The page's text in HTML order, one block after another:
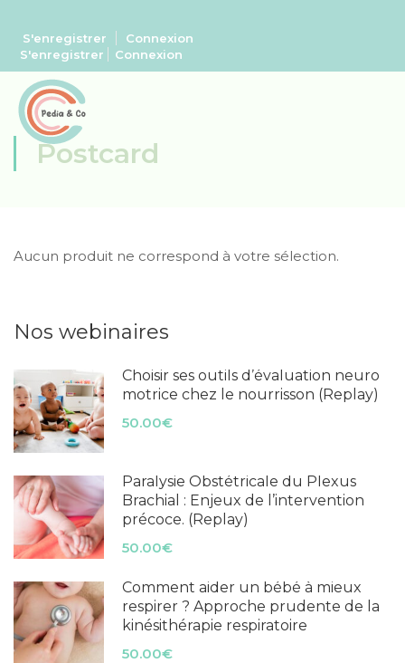
S'enregistrer
Connexion
S'enregistrer
Connexion
Postcard
Aucun produit ne correspond à votre sélection.
Nos webinaires
Choisir ses outils d’évaluation neuro
motrice chez le nourrisson (Replay)
50.00€
Paralysie Obstétricale du Plexus
Brachial : Enjeux de l’intervention
précoce. (Replay)
50.00€
Comment aider un bébé à mieux
respirer ? Approche prudente de la
kinésithérapie respiratoire
50.00€